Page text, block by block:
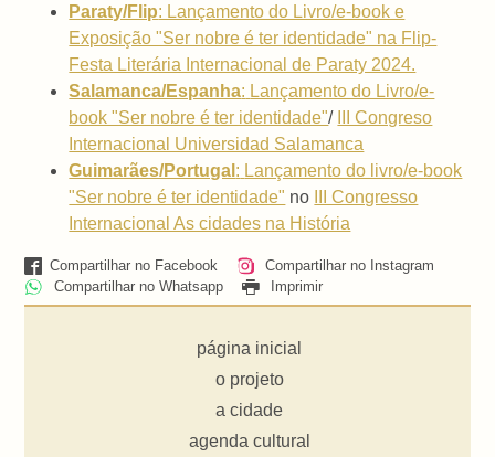
Paraty/Flip: Lançamento do Livro/e-book e
Exposição "Ser nobre é ter identidade" na Flip-
Festa Literária Internacional de Paraty 2024.
Salamanca/Espanha: Lançamento do Livro/e-
book "Ser nobre é ter identidade"/
III Congreso
Internacional Universidad Salamanca
Guimarães/Portugal : Lançamento do livro/e-book
"Ser nobre é ter identidade" no
III Congresso
Internacional As cidades na História
Compartilhar no Facebook
Compartilhar no Instagram
Compartilhar no Whatsapp
Imprimir
página inicial
o projeto
a cidade
agenda cultural